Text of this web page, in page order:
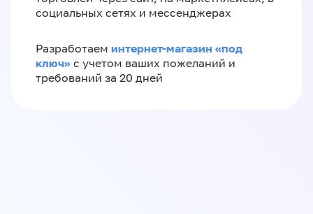
социальных сетях и мессенджерах
Разработаем интернет-магазин «‎под
ключ»‎ с учетом ваших пожеланий и
требований за 20 дней